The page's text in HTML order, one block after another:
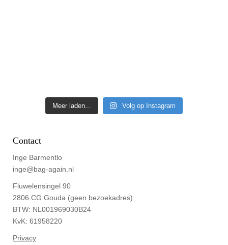
Meer laden... Volg op Instagram
Contact
Inge Barmentlo
inge@bag-again.nl
Fluwelensingel 90
2806 CG Gouda (geen bezoekadres)
BTW: NL001969030B24
KvK: 61958220
Privacy